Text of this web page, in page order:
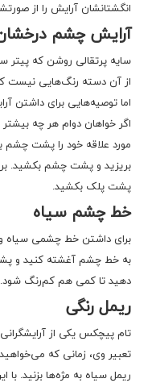
انگشتانشان آرایش را از
آرایش چشم
سایه پرتقالی روشن که
از آن دسته رنگ‌هایی نیست
اما توصیه‌هایی برای داشتن
اگر خواهان دوام هر چه
مورد علاقه خود را پشت
بریزید و پشت چشم بکشید.
پشت پلک بکشید.
خط چشم‌ سیاه
برای داشتن خط چشمی سیاه
به خط چشم آغشته کنید و
دهید تا کمی هم کم‌رنگ شود.
ریمل رنگی
تام پیچکس یکی از
تعبیر وی، زمانی که می‌خواهید
ریمل سیاه به مژه‌ها بزنید.